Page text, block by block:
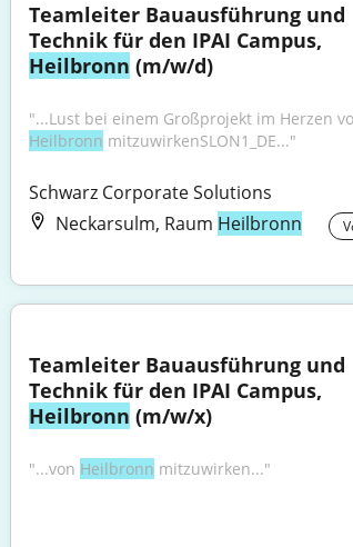
Teamleiter Bauausführung und
Heilbronn (m/w/d)
Heilbronn mitzuwirkenSLON1_DE..."
Schwarz Corporate Solutions
Neckarsulm, Raum Heilbronn
Teamleiter Bauausführung und
Heilbronn (m/w/x)
"...von Heilbronn mitzuwirken..."